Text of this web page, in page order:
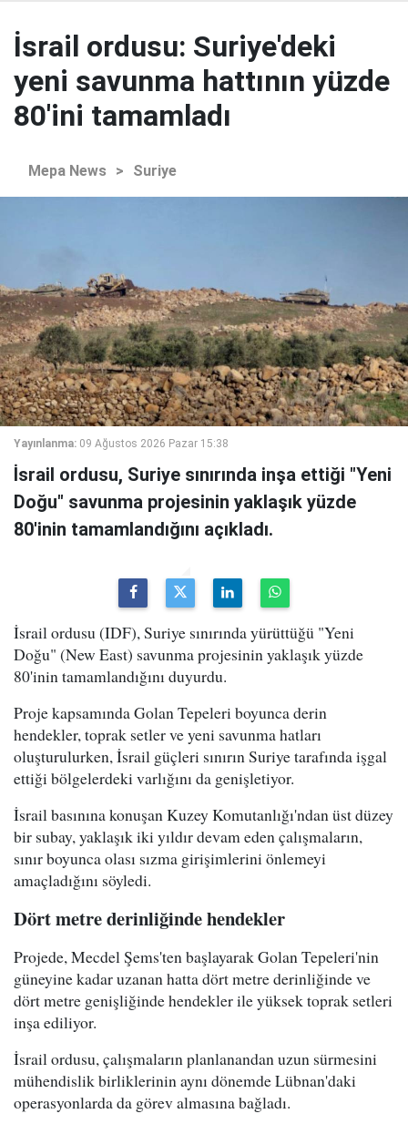
İsrail ordusu: Suriye'deki
yeni savunma hattının yüzde
80'ini tamamladı
Mepa News > Suriye
Yayınlanma: 09 Ağustos 2026 Pazar 15:38
İsrail ordusu, Suriye sınırında inşa ettiği "Yeni
Doğu" savunma projesinin yaklaşık yüzde
80'inin tamamlandığını açıkladı.
İsrail ordusu (IDF), Suriye sınırında yürüttüğü "Yeni
Doğu" (New East) savunma projesinin yaklaşık yüzde
80'inin tamamlandığını duyurdu.
Proje kapsamında Golan Tepeleri boyunca derin
hendekler, toprak setler ve yeni savunma hatları
oluşturulurken, İsrail güçleri sınırın Suriye tarafında işgal
ettiği bölgelerdeki varlığını da genişletiyor.
İsrail basınına konuşan Kuzey Komutanlığı'ndan üst düzey
bir subay, yaklaşık iki yıldır devam eden çalışmaların,
sınır boyunca olası sızma girişimlerini önlemeyi
amaçladığını söyledi.
Dört metre derinliğinde hendekler
Projede, Mecdel Şems'ten başlayarak Golan Tepeleri'nin
güneyine kadar uzanan hatta dört metre derinliğinde ve
dört metre genişliğinde hendekler ile yüksek toprak setleri
inşa ediliyor.
İsrail ordusu, çalışmaların planlanandan uzun sürmesini
mühendislik birliklerinin aynı dönemde Lübnan'daki
operasyonlarda da görev almasına bağladı.